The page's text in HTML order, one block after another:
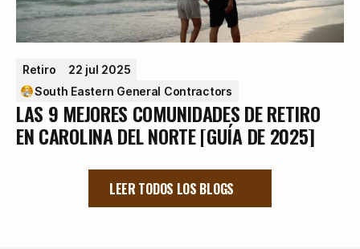
Retiro
22 jul 2025
South Eastern General Contractors
LAS 9 MEJORES COMUNIDADES DE RETIRO
EN CAROLINA DEL NORTE [GUÍA DE 2025]
LEER TODOS LOS BLOGS